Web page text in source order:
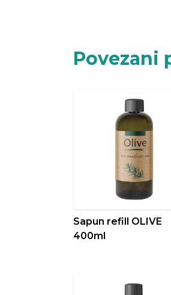
Povezani
Sapun refill OLIVE
400ml